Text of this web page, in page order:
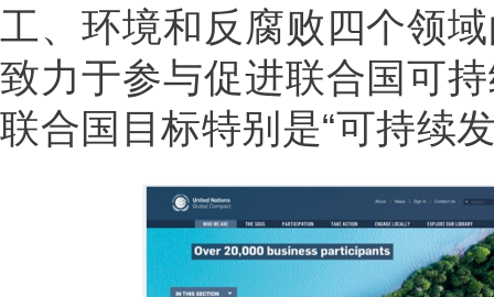
工、环境和反腐败四个领
致力于参与促进联合国可
联合国目标特别是“可持续